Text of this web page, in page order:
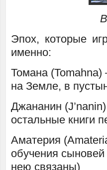
Эпох, которые
именно:
Томана
на Земле, в
Джананин
остальные книги
Аматерия
обучения
нею связаны)